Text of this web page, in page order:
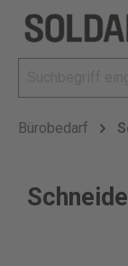
Bürobedarf